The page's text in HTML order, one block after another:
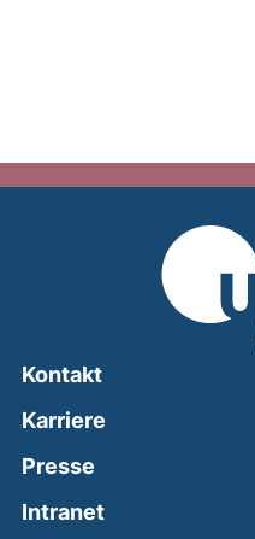
Kontakt
Karriere
Presse
Intranet(external link,